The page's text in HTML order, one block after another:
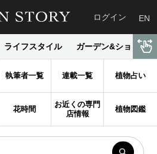
ログイン EN
ライフスタイル ガーデン&ショップ
執筆者一覧 連載一覧 植物占い
花時間
お近くの専門
店情報
植物図鑑